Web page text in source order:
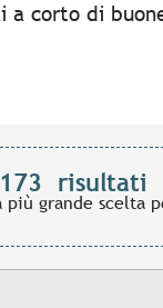
corto di
risultati
più grande scelta